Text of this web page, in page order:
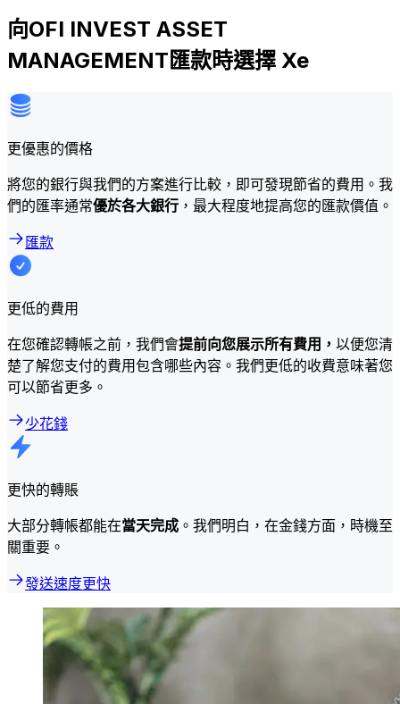
向OFI INVEST ASSET
MANAGEMENT匯款時選擇 Xe
更優惠的價格
將您的銀行與我們的方案進行比較，即可發現節省的費用。我
們的匯率通常優於各大銀行 ，最大程度地提高您的匯款價值。
匯款
更低的費用
在您確認轉帳之前，我們會提前向您展示所有費用， 以便您清
楚了解您支付的費用包含哪些內容。我們更低的收費意味著您
可以節省更多。
少花錢
更快的轉賬
大部分轉帳都能在當天完成 。我們明白，在金錢方面，時機至
關重要。
發送速度更快